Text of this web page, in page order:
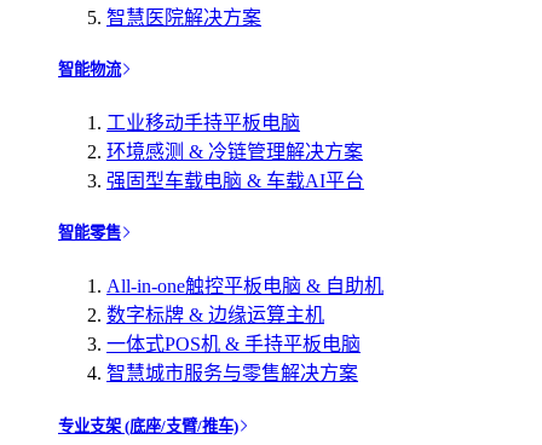
智慧医院解决方案
智能物流
工业移动手持平板电脑
环境感测 & 冷链管理解决方案
强固型车载电脑 & 车载AI平台
智能零售
All-in-one触控平板电脑 & 自助机
数字标牌 & 边缘运算主机
一体式POS机 & 手持平板电脑
智慧城市服务与零售解决方案
专业支架 (底座/支臂/推车)